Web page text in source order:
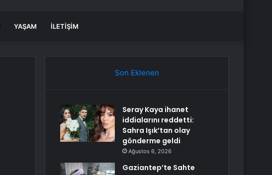
YAŞAM İLETIŞIM
Son Eklenen
Seray Kaya ihanet
iddialarını reddetti:
Sahra Işık’tan olay
gönderme geldi
Ağustos 6, 2026
Gaziantep’te Sahte